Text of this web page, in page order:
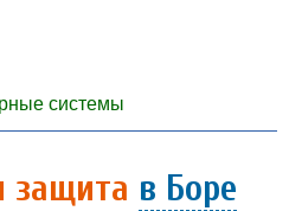
системы
защита в Боре